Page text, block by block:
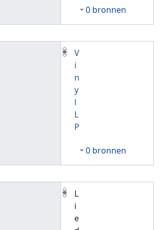
0 bronnen
V
i
n
y
l
L
P
0 bronnen
L
i
e